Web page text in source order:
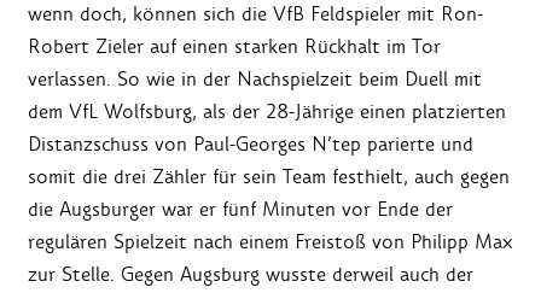
wenn doch, können sich die VfB Feldspieler mit Ron-
Robert Zieler auf einen starken Rückhalt im Tor
verlassen. So wie in der Nachspielzeit beim Duell mit
dem VfL Wolfsburg, als der 28-Jährige einen platzierten
Distanzschuss von Paul-Georges N’tep parierte und
somit die drei Zähler für sein Team festhielt, auch gegen
die Augsburger war er fünf Minuten vor Ende der
regulären Spielzeit nach einem Freistoß von Philipp Max
zur Stelle. Gegen Augsburg wusste derweil auch der